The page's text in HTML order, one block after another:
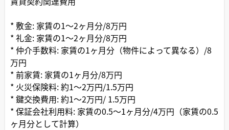
* 敷金: 家賃の1～2ヶ月分/8万円
* 礼金: 家賃の1～2ヶ月分/8万円
* 仲介手数料: 家賃の1ヶ月分（物件によって異なる）/8
万円
* 前家賃: 家賃の1ヶ月分/8万円
* 火災保険料: 約1～2万円/1.5万円
* 鍵交換費用: 約1～2万円/ 1.5万円
* 保証会社利用料: 家賃の0.5～1ヶ月分/4万円（家賃の0.5
ヶ月分として計算）